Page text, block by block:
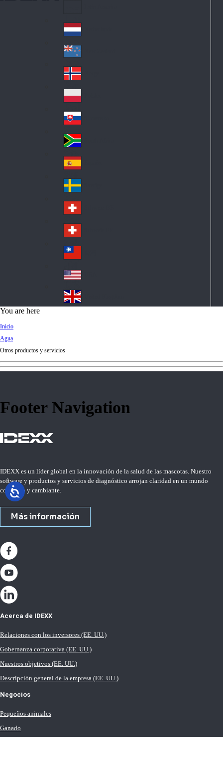
Lat
in
A
me
ric
a
Ne
the
rla
nd
s
Ne
w
Ze
ala
nd
No
rw
ay
Pol
an
d
Slo
va
kia
So
uth
Af
ric
a
Sp
ain
Sw
ed
en
Sw
itz
erl
an
d
Sw
itz
erl
an
d
wa
n
A
Un
ng
do
You are here
Inicio
Agua
Otros productos y servicios
Footer Navigation
IDEXX es un líder global en la innovación de la salud de las mascotas. Nuestro
software y productos y servicios de diagnóstico arrojan claridad en un mundo
complejo y cambiante.
Más información
Acerca de IDEXX
Relaciones con los inversores (EE. UU.)
Gobernanza corporativa (EE. UU.)
Nuestros objetivos (EE. UU.)
Descripción general de la empresa (EE. UU.)
Negocios
Pequeños animales
Ganado